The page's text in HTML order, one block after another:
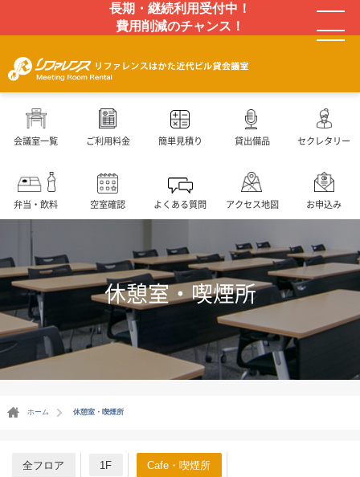
長期・継続利用受付中！
費用削減のチャンス！
会議室一覧 ご利用料金 簡単見積り 貸出備品 セクレタリー
弁当・飲料 空室確認 よくある質問 アクセス地図 お申込み
休憩室・喫煙所
ホーム 休憩室・喫煙所
全フロア 1F Cafe・喫煙所